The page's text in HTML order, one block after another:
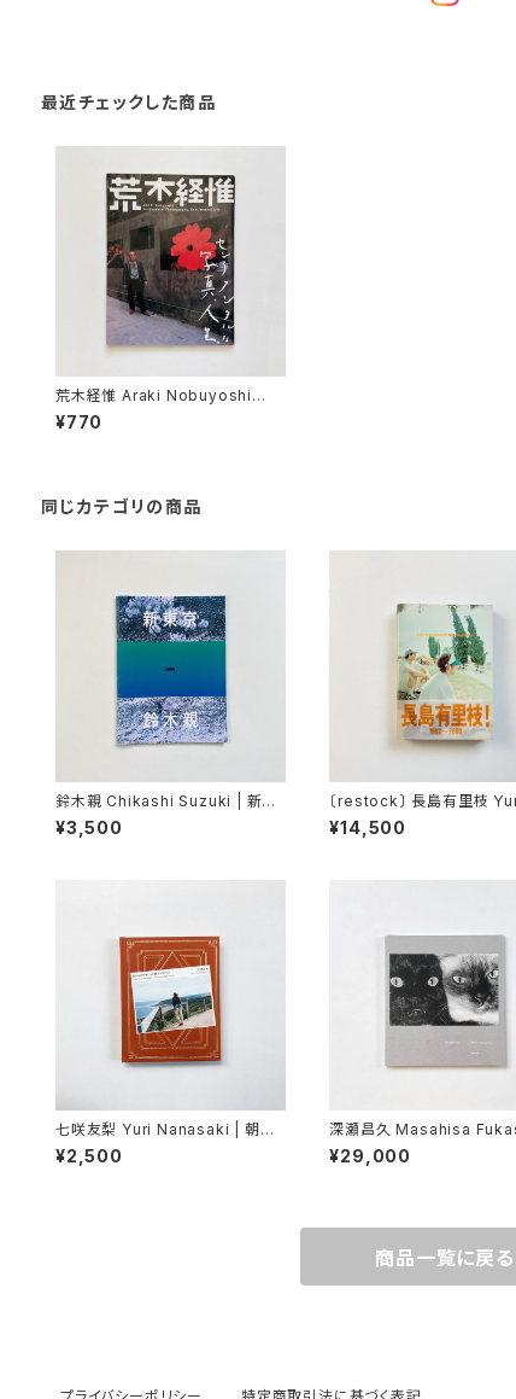
最近チェックした商品
荒木経惟 Araki Nobuyoshi
"センチメンタルな写真、人生"
¥770
同じカテゴリの商品
鈴木親 Chikashi Suzuki | 新東
京
¥3,500
〔restock〕 長島有里枝
gashima | Pastime
¥14,500
七咲友梨 Yuri Nanasaki | 朝に
なれば鳥たちが騒ぎだすだろう
¥2,500
深瀬昌久 Masahisa
"Wonderful Days"
¥29,000
商品一覧に戻る